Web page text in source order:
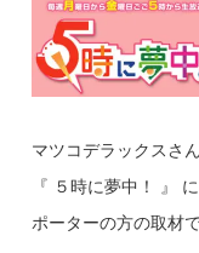
マツコデラックスさ
『 ５時に夢中！ 』
ポーターの方の取材